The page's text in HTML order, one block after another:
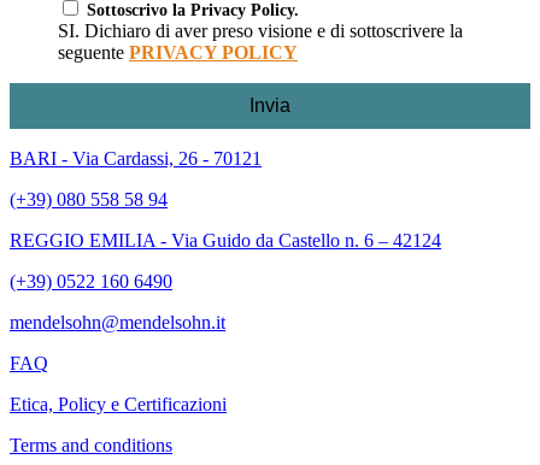
Sottoscrivo la Privacy Policy.
SI. Dichiaro di aver preso visione e di sottoscrivere la
seguente PRIVACY POLICY
BARI - Via Cardassi, 26 - 70121
(+39) 080 558 58 94
REGGIO EMILIA - Via Guido da Castello n. 6 – 42124
(+39) 0522 160 6490
mendelsohn@mendelsohn.it
FAQ
Etica, Policy e Certificazioni
Terms and conditions